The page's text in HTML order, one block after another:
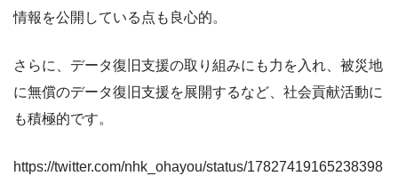
情報を公開している点も良心的。
さらに、データ復旧支援の取り組みにも力を入れ、被災地
に無償のデータ復旧支援を展開するなど、社会貢献活動に
も積極的です。
https://twitter.com/nhk_ohayou/status/17827419165238398